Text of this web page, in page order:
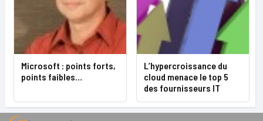
Microsoft : points forts,
points faibles…
L’hypercroissance du
cloud menace le top 5
des fournisseurs IT